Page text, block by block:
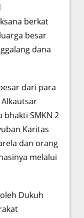
berkat
besar
dana
dari para
bhakti SMKN 2
Karitas
dan orang
melalui
Dukuh